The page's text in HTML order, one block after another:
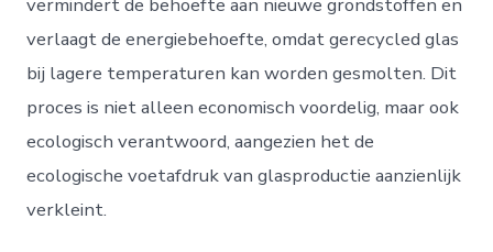
vermindert de behoefte aan nieuwe grondstoffen en
verlaagt de energiebehoefte, omdat gerecycled glas
bij lagere temperaturen kan worden gesmolten. Dit
proces is niet alleen economisch voordelig, maar ook
ecologisch verantwoord, aangezien het de
ecologische voetafdruk van glasproductie aanzienlijk
verkleint.